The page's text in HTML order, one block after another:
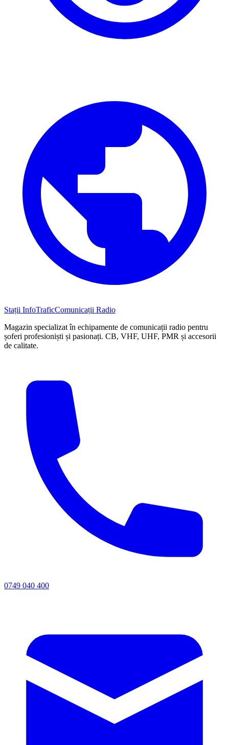
Stații InfoTraficComunicații Radio
Magazin specializat în echipamente de comunicații radio pentru
șoferi profesioniști și pasionați. CB, VHF, UHF, PMR și accesorii
de calitate.
0749 040 400